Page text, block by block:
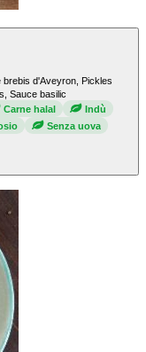
d'Aveyron, Pickles
Sauce basilic
Carne halal
Indù
Senza uova